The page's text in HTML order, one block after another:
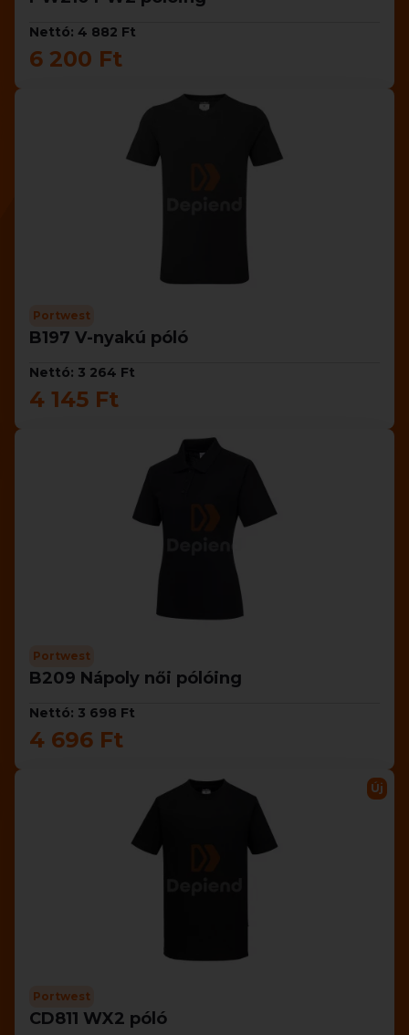
Nettó: 4 882 Ft
6 200 Ft
Portwest
B197 V-nyakú póló
Nettó: 3 264 Ft
4 145 Ft
Portwest
B209 Nápoly női pólóing
Nettó: 3 698 Ft
4 696 Ft
Új
Portwest
CD811 WX2 póló